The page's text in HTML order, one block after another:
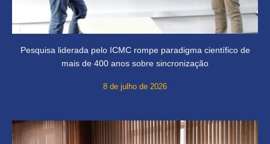
Pesquisa liderada pelo ICMC rompe paradigma científico de
mais de 400 anos sobre sincronização
8 de julho de 2026